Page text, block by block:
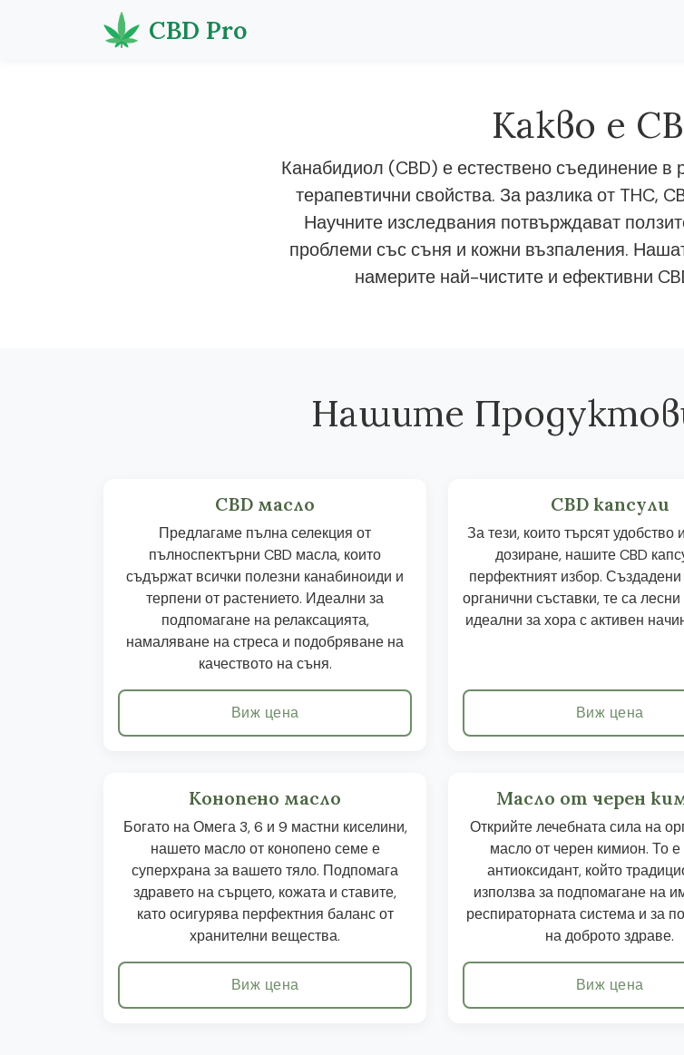
CBD Pro
Какво е
Канабидиол (CBD) е естествено съединение в
терапевтични свойства. За разлика от THC,
Научните изследвания потвърждават
проблеми със съня и кожни възпаления.
намерите най-чистите и ефективни
Нашите
CBD масло
Предлагаме пълна селекция от
пълноспектърни CBD масла, които
съдържат всички полезни канабиноиди и
терпени от растението. Идеални за
подпомагане на релаксацията,
намаляване на стреса и подобряване на
качеството на съня.
Виж цена
CBD капсули
За тези, които търсят удобство
дозиране, нашите CBD
перфектният избор. Създадени
органични съставки, те са
идеални за хора с активен
Виж цена
Конопено масло
Богато на Омега 3, 6 и 9 мастни киселини,
нашето масло от конопено семе е
суперхрана за вашето тяло. Подпомага
здравето на сърцето, кожата и ставите,
като осигурява перфектния баланс от
хранителни вещества.
Виж цена
Масло от черен
Открийте лечебната сила на
масло от черен кимион. То
антиоксидант, който
използва за подпомагане на
респираторната система и за
на доброто здраве.
Виж цена